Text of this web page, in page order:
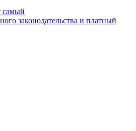
самый
законодательства и платный